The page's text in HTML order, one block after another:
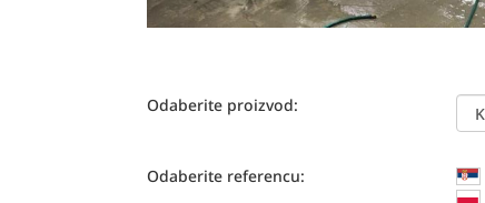
Odaberite proizvod:
Odaberite referencu: